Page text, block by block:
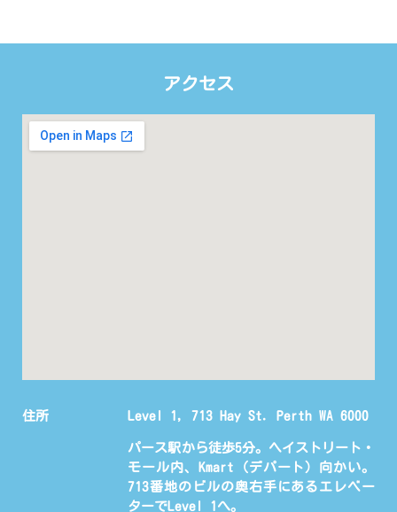
アクセス
住所 Level 1, 713 Hay St. Perth WA 6000
パース駅から徒歩5分。ヘイストリート・
モール内、Kmart（デパート）向かい。
713番地のビルの奥右手にあるエレベー
ターでLevel 1へ。